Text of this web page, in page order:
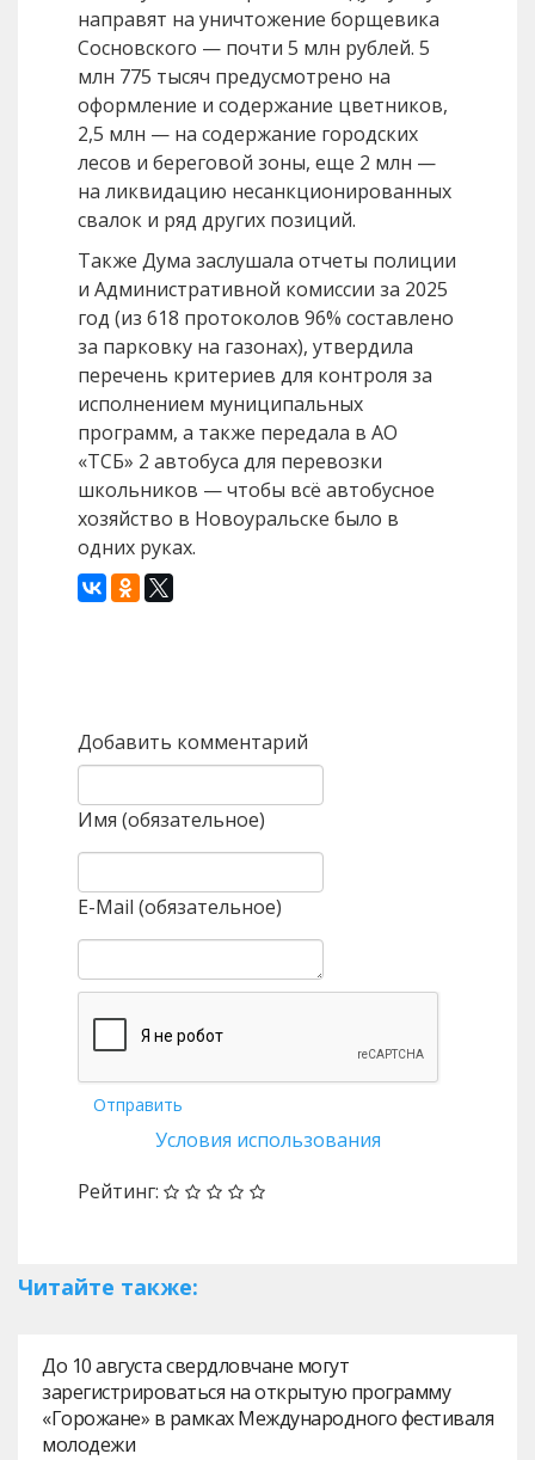
направят на уничтожение борщевика
Сосновского — почти 5 млн рублей. 5
млн 775 тысяч предусмотрено на
оформление и содержание цветников,
2,5 млн — на содержание городских
лесов и береговой зоны, еще 2 млн —
на ликвидацию несанкционированных
свалок и ряд других позиций.
Также Дума заслушала отчеты полиции
и Административной комиссии за 2025
год (из 618 протоколов 96% составлено
за парковку на газонах), утвердила
перечень критериев для контроля за
исполнением муниципальных
программ, а также передала в АО
«ТСБ» 2 автобуса для перевозки
школьников — чтобы всё автобусное
хозяйство в Новоуральске было в
одних руках.
Добавить комментарий
Имя (обязательное)
E-Mail (обязательное)
Отправить
Условия использования
Рейтинг:
Читайте также:
До 10 августа свердловчане могут
зарегистрироваться на открытую программу
«Горожане» в рамках Международного фестиваля
молодежи